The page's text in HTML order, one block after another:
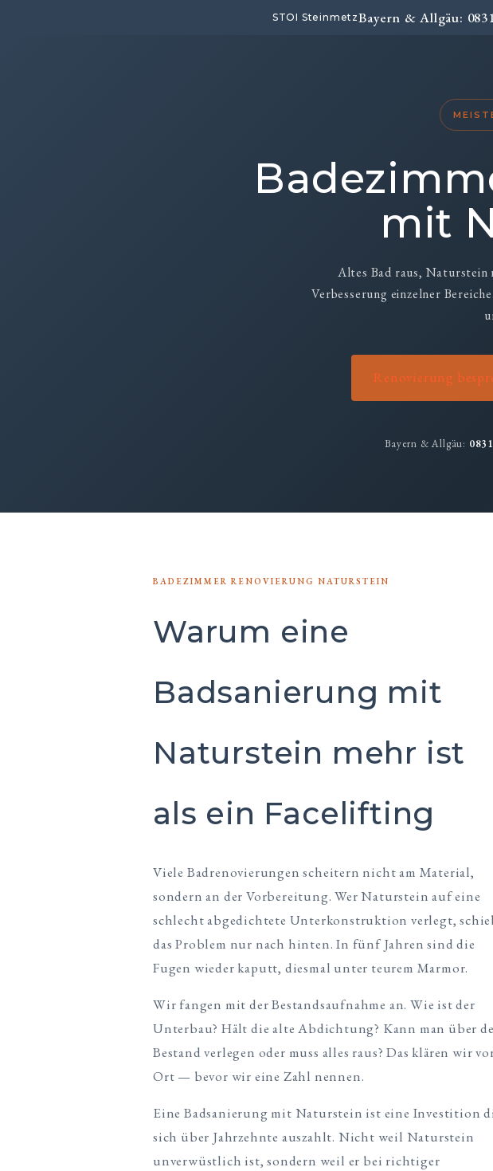
STOI SteinmetzBayern & Allgäu:
mit
Altes Bad raus,
Verbesserung einzelner
Renovierung
Bayern & Allgäu:
BADEZIMMER RENOVIERUNG NATURSTEIN
Warum eine
Badsanierung mit
Naturstein mehr ist
als ein Facelifting
Viele Badrenovierungen scheitern nicht am Material,
sondern an der Vorbereitung. Wer Naturstein auf eine
schlecht abgedichtete Unterkonstruktion verlegt,
das Problem nur nach hinten. In fünf Jahren sind die
Fugen wieder kaputt, diesmal unter teurem Marmor.
Wir fangen mit der Bestandsaufnahme an. Wie ist der
Unterbau? Hält die alte Abdichtung? Kann man über
Bestand verlegen oder muss alles raus? Das klären wir
Ort — bevor wir eine Zahl nennen.
Eine Badsanierung mit Naturstein ist eine Investition
sich über Jahrzehnte auszahlt. Nicht weil Naturstein
unverwüstlich ist, sondern weil er bei richtiger